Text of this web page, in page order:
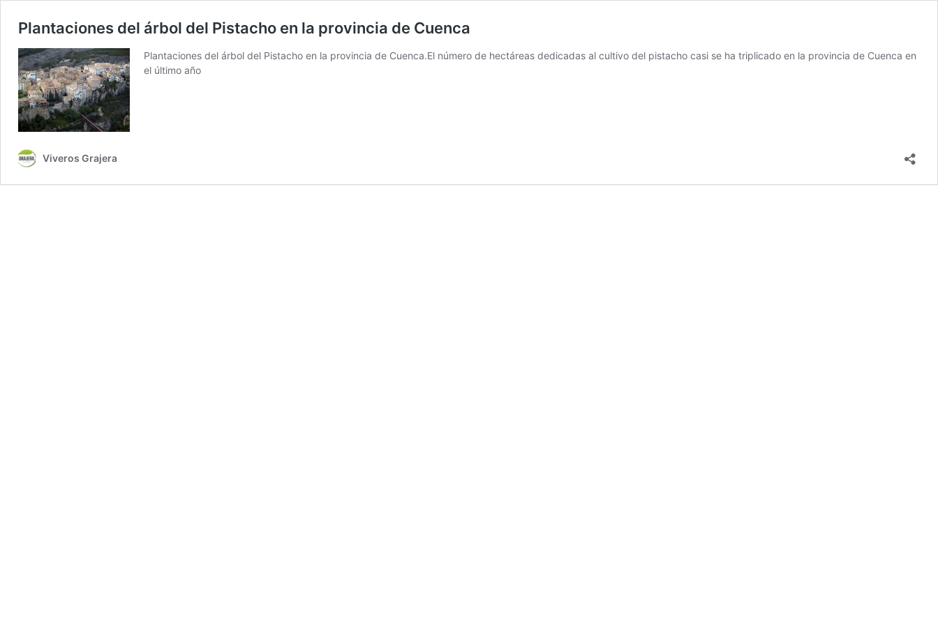
Plantaciones del árbol del Pistacho en la provincia de Cuenca
Plantaciones del árbol del Pistacho en la provincia de Cuenca.El número de hectáreas dedicadas al cultivo del pistacho casi se ha triplicado en la provincia de Cuenca en
el último año
Viveros Grajera